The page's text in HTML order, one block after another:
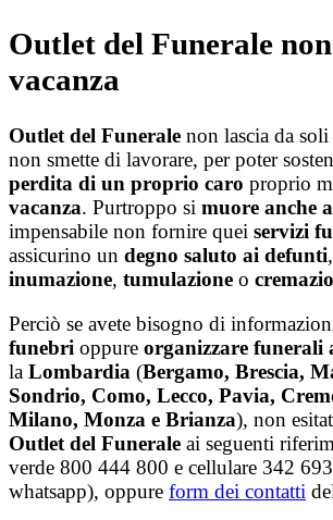
Outlet del Funerale
vacanza
Outlet del Funerale non lascia da
non smette di lavorare, per poter
perdita di un proprio caro proprio
vacanza. Purtroppo si muore anche
impensabile non fornire quei servizi
assicurino un degno saluto ai defunti
inumazione, tumulazione o
Perciò se avete bisogno di
funebri oppure organizzare funerali
la Lombardia (Bergamo, Brescia,
Sondrio, Como, Lecco, Pavia,
Milano, Monza e Brianza), non
Outlet del Funerale ai seguenti
verde 800 444 800 e cellulare 342
whatsapp), oppure form dei contatti